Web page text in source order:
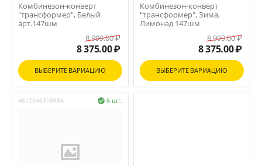
Комбинезон-конверт
"трансформер", Белый
арт.147шм
8 999.00₽
8 375.00₽
ВЫБЕРИТЕ ВАРИАЦИЮ
Комбинезон-конверт
"трансформер", Зима,
Лимонад 147шм
8 999.00₽
8 375.00₽
ВЫБЕРИТЕ ВАРИАЦИЮ
4612546318684 6 шт.
